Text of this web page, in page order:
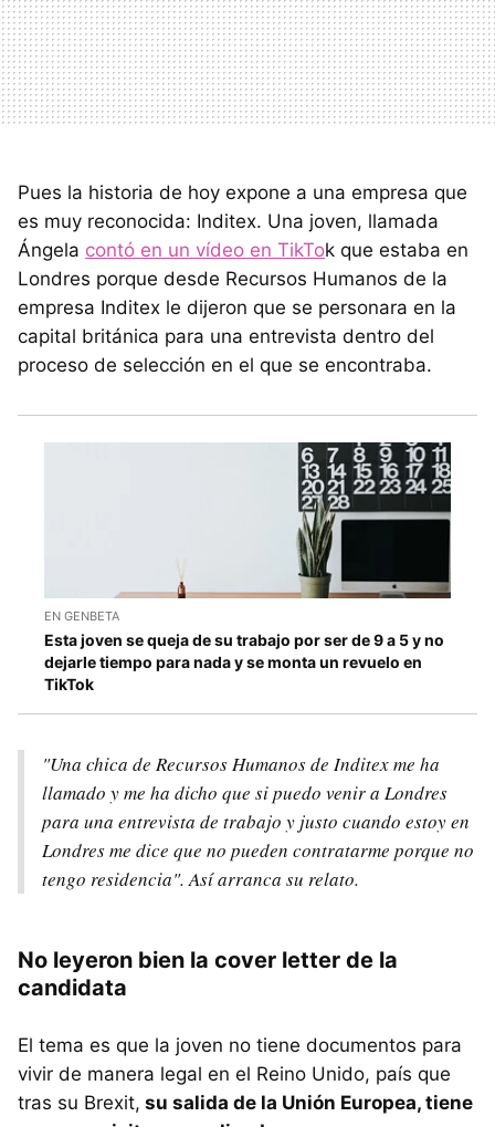
Pues la historia de hoy expone a una empresa que
es muy reconocida: Inditex. Una joven, llamada
Ángela contó en un vídeo en TikTok que estaba en
Londres porque desde Recursos Humanos de la
empresa Inditex le dijeron que se personara en la
capital británica para una entrevista dentro del
proceso de selección en el que se encontraba.
EN GENBETA
Esta joven se queja de su trabajo por ser de 9 a 5 y no
dejarle tiempo para nada y se monta un revuelo en
TikTok
"Una chica de Recursos Humanos de Inditex me ha
llamado y me ha dicho que si puedo venir a Londres
para una entrevista de trabajo y justo cuando estoy en
Londres me dice que no pueden contratarme porque no
tengo residencia". Así arranca su relato.
No leyeron bien la cover letter de la
candidata
El tema es que la joven no tiene documentos para
vivir de manera legal en el Reino Unido, país que
tras su Brexit, su salida de la Unión Europea, tiene